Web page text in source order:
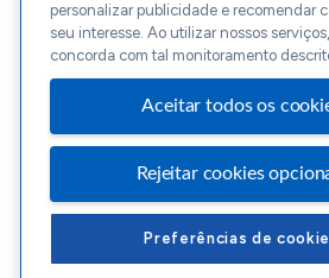
personalizar publicidade e recomendar
seu interesse. Ao utilizar nossos
concorda com tal monitoramento
Aceitar todos os
Rejeitar cookies
Preferências de